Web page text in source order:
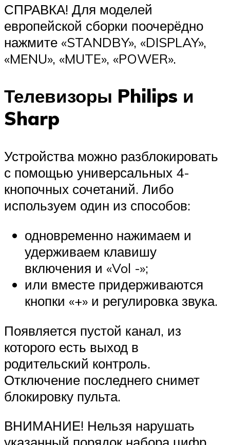
СПРАВКА! Для моделей
европейской сборки поочерёдно
нажмите «STANDBY», «DISPLAY»,
«MENU», «MUTE», «POWER».
Телевизоры Philips и
Sharp
Устройства можно разблокировать
с помощью универсальных 4-
кнопочных сочетаний. Либо
используем один из способов:
одновременно нажимаем и
удерживаем клавишу
включения и «Vol -»;
или вместе придерживаются
кнопки «+» и регулировка звука.
Появляется пустой канал, из
которого есть выход в
родительский контроль.
Отключение последнего снимет
блокировку пульта.
ВНИМАНИЕ! Нельзя нарушать